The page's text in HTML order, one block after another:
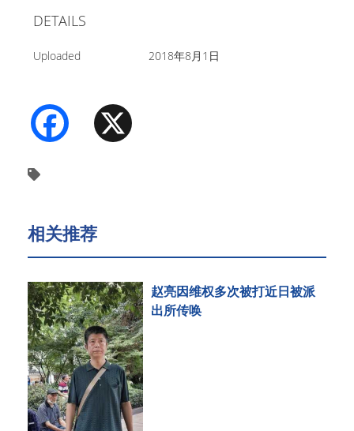
DETAILS
Uploaded 2018年8月1日
Facebook
相关推荐
赵亮因维权多次被打近日被派
出所传唤